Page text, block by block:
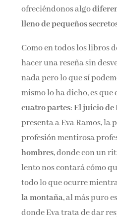
ofreciéndonos algo
lleno de pequeños
Como en todos los libros
hacer una reseña sin
nada pero lo que sí
mismo lo ha dicho, es
cuatro partes:El juicio de
presenta a Eva Ramos, la
profesión mentirosa
hombres, donde con un
lento nos contará cómo
todo lo que ocurre
la montaña, al más puro
donde Eva trata de dar
Email*
Por favor, acepta los
de privacidad